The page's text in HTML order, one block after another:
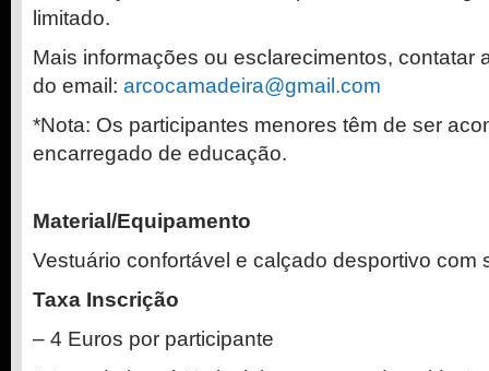
limitado.
Mais informações ou esclarecimentos, contatar
do email: arcocamadeira@gmail.com
*Nota: Os participantes menores têm de ser
encarregado de educação.
Material/Equipamento
Vestuário confortável e calçado desportivo com
Taxa Inscrição
– 4 Euros por participante